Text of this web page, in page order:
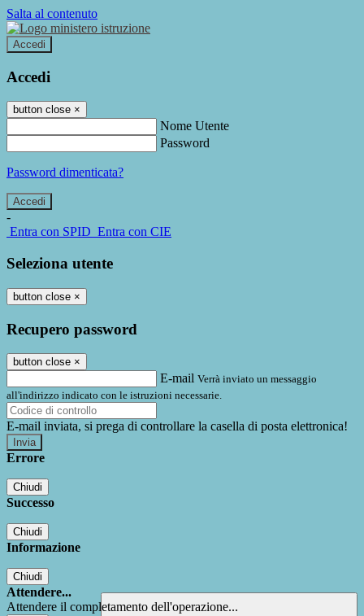
Salta al contenuto
Accedi
Accedi
button close ×
Nome Utente
Password
Password dimenticata?
-
Entra con SPID Entra con CIE
Seleziona utente
button close ×
Recupero password
button close ×
E-mail Verrà inviato un messaggio
all'indirizzo indicato con le istruzioni necessarie.
E-mail inviata, si prega di controllare la casella di posta elettronica!
Errore
Chiudi
Successo
Chiudi
Informazione
Chiudi
Attendere...
Attendere il completamento dell'operazione...